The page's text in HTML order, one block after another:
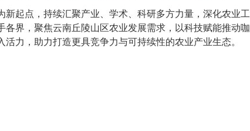
新起点，持续汇聚产业、学术、科研多方力量，深化农业工
界，聚焦云南丘陵山区农业发展需求，以科技赋能推动咖
力，助力打造更具竞争力与可持续性的农业产业生态。